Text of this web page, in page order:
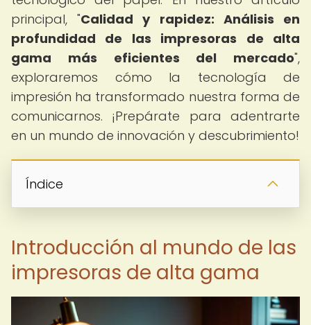
principal, "Calidad y rapidez: Análisis en
profundidad de las impresoras de alta
gama más eficientes del mercado",
exploraremos cómo la tecnología de
impresión ha transformado nuestra forma de
comunicarnos. ¡Prepárate para adentrarte
en un mundo de innovación y descubrimiento!
Índice
Introducción al mundo de las
impresoras de alta gama